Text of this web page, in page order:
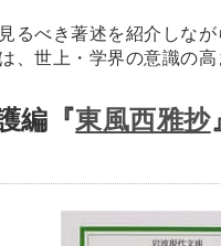
るべき著述を紹介しな
、世上・学界の意識の高
編『東風西雅抄